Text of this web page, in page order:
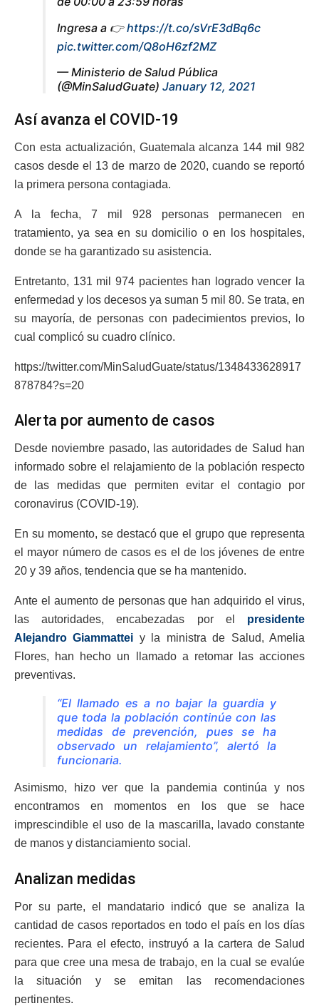
Ingresa a 👉https://t.co/sVrE3dBq6c
pic.twitter.com/Q8oH6zf2MZ
— Ministerio de Salud Pública
(@MinSaludGuate) January 12, 2021
Así avanza el COVID-19
Con esta actualización, Guatemala alcanza 144 mil 982
casos desde el 13 de marzo de 2020, cuando se reportó
la primera persona contagiada.
A la fecha, 7 mil 928 personas permanecen en
tratamiento, ya sea en su domicilio o en los hospitales,
donde se ha garantizado su asistencia.
Entretanto, 131 mil 974 pacientes han logrado vencer la
enfermedad y los decesos ya suman 5 mil 80. Se trata, en
su mayoría, de personas con padecimientos previos, lo
cual complicó su cuadro clínico.
https://twitter.com/MinSaludGuate/status/1348433628917
878784?s=20
Alerta por aumento de casos
Desde noviembre pasado, las autoridades de Salud han
informado sobre el relajamiento de la población respecto
de las medidas que permiten evitar el contagio por
coronavirus (COVID-19).
En su momento, se destacó que el grupo que representa
el mayor número de casos es el de los jóvenes de entre
20 y 39 años, tendencia que se ha mantenido.
Ante el aumento de personas que han adquirido el virus,
las autoridades, encabezadas por el presidente
Alejandro Giammattei y la ministra de Salud, Amelia
Flores, han hecho un llamado a retomar las acciones
preventivas.
“El llamado es a no bajar la guardia y
que toda la población continúe con las
medidas de prevención, pues se ha
observado un relajamiento”, alertó la
funcionaria.
Asimismo, hizo ver que la pandemia continúa y nos
encontramos en momentos en los que se hace
imprescindible el uso de la mascarilla, lavado constante
de manos y distanciamiento social.
Analizan medidas
Por su parte, el mandatario indicó que se analiza la
cantidad de casos reportados en todo el país en los días
recientes. Para el efecto, instruyó a la cartera de Salud
para que cree una mesa de trabajo, en la cual se evalúe
la situación y se emitan las recomendaciones
pertinentes.